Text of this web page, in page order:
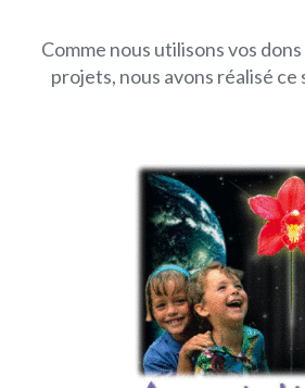
Comme nous utilisons vos
projets, nous avons réalisé ce